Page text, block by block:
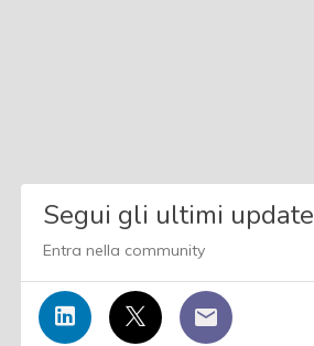
Segui gli ultimi update
Entra nella community